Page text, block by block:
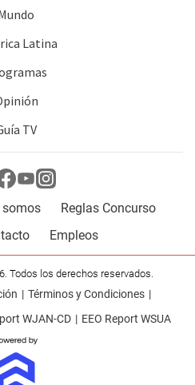
Latina
TV
somos
Reglas Concurso
Empleos
Todos los derechos reservados.
Términos y Condiciones
WJAN-CD EEO Report WSUA